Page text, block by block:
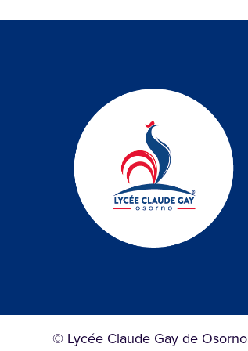
© Lycée Claude Gay de Osorno